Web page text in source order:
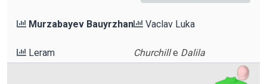
Murzabayev Bauyrzhan Vaclav Luka
Leram Churchille Dalila